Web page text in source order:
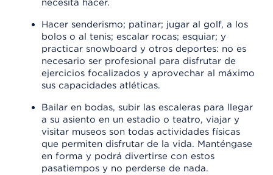
necesita hacer.
Hacer senderismo; patinar; jugar al golf, a los
bolos o al tenis; escalar rocas; esquiar; y
practicar snowboard y otros deportes: no es
necesario ser profesional para disfrutar de
ejercicios focalizados y aprovechar al máximo
sus capacidades atléticas.
Bailar en bodas, subir las escaleras para llegar
a su asiento en un estadio o teatro, viajar y
visitar museos son todas actividades físicas
que permiten disfrutar de la vida. Manténgase
en forma y podrá divertirse con estos
pasatiempos y no perderse de nada.